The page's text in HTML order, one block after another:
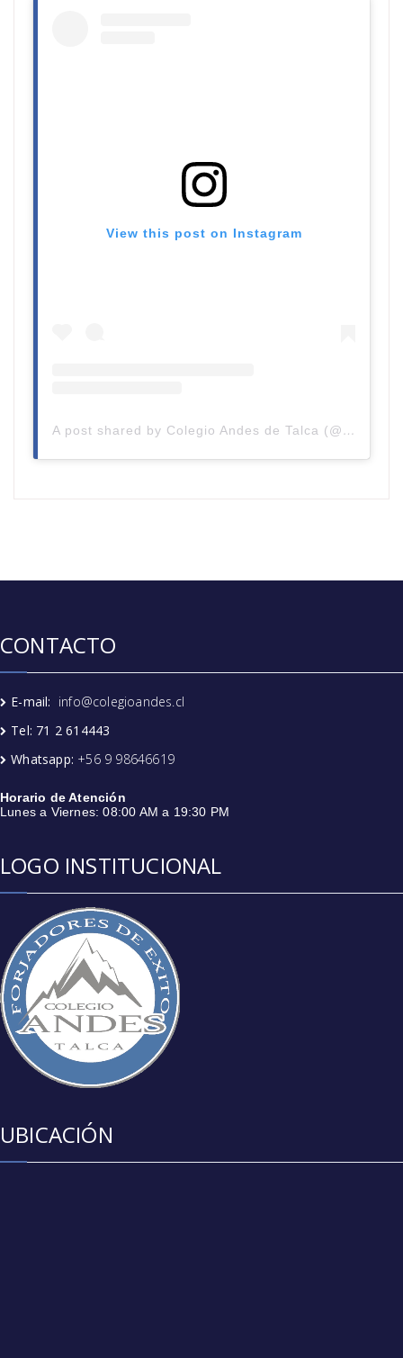
View this post on Instagram
A post shared by Colegio Andes de Talca (@colegioandestalca)
CONTACTO
E-mail: info@colegioandes.cl
Tel: 71 2 614443
Whatsapp: +56 9 98646619
Horario de Atención
Lunes a Viernes: 08:00 AM a 19:30 PM
LOGO INSTITUCIONAL
UBICACIÓN